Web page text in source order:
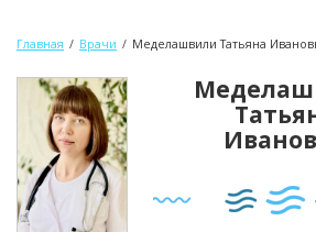
Главная Врачи Меделашвили Татьяна